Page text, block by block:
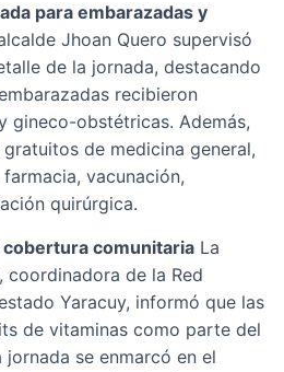
para embarazadas y
Jhoan Quero supervisó
de la jornada, destacando
recibieron
gineco-obstétricas. Además,
de medicina general,
vacunación,
quirúrgica.
comunitaria La
de la Red
Yaracuy, informó que las
de vitaminas como parte del
se enmarcó en el